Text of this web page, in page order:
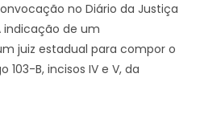
no Diário da Justiça
indicação de um
juiz estadual para compor o
103-B, incisos IV e V, da